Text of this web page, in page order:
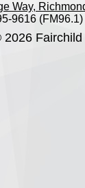
Way,
9616 (FM96.1)
2026 Fairchild